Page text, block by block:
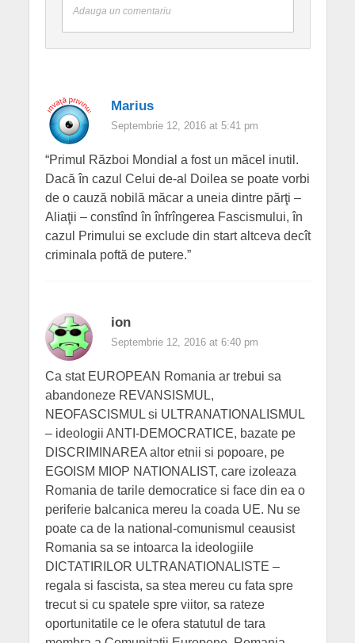
Adauga un comentariu
Marius
Septembrie 12, 2016 at 5:41 pm
“Primul Război Mondial a fost un măcel inutil.
Dacă în cazul Celui de-al Doilea se poate vorbi
de o cauză nobilă măcar a uneia dintre părţi –
Aliaţii – constînd în înfrîngerea Fascismului, în
cazul Primului se exclude din start altceva decît
criminala poftă de putere.”
ion
Septembrie 12, 2016 at 6:40 pm
Ca stat EUROPEAN Romania ar trebui sa
abandoneze REVANSISMUL,
NEOFASCISMUL si ULTRANATIONALISMUL
– ideologii ANTI-DEMOCRATICE, bazate pe
DISCRIMINAREA altor etnii si popoare, pe
EGOISM MIOP NATIONALIST, care izoleaza
Romania de tarile democratice si face din ea o
periferie balcanica mereu la coada UE. Nu se
poate ca de la national-comunismul ceausist
Romania sa se intoarca la ideologiile
DICTATIRILOR ULTRANATIONALISTE –
regala si fascista, sa stea mereu cu fata spre
trecut si cu spatele spre viitor, sa rateze
oportunitatile ce le ofera statutul de tara